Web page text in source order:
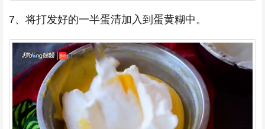
7、将打发好的一半蛋清加入到蛋黄糊中。